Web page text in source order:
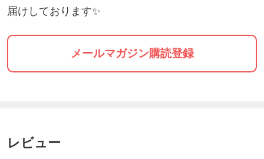
届けしております✨
メールマガジン購読登録
レビュー